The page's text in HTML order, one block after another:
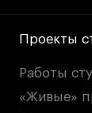
Проекты
Работы
«Живые»